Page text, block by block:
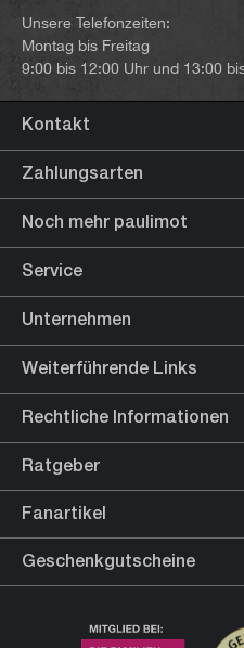
Unsere Telefonzeiten:
Montag bis Freitag
9:00 bis 12:00 Uhr und 13:00
Kontakt
Zahlungsarten
Noch mehr paulimot
Service
Unternehmen
Weiterführende Links
Rechtliche Informationen
Ratgeber
Fanartikel
Geschenkgutscheine